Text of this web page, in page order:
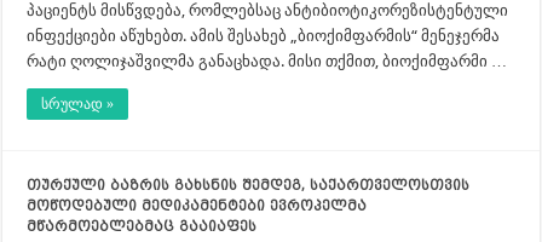
პაციენტს მისწვდება, რომლებსაც ანტიბიოტიკორეზისტენტული
ინფექციები აწუხებთ. ამის შესახებ „ბიოქიმფარმის“ მენეჯერმა
რატი ღოლიჯაშვილმა განაცხადა. მისი თქმით, ბიოქიმფარმი …
სრულად »
თურქული ბაზრის გახსნის შემდეგ, საქართველოსთვის
მოწოდებული მედიკამენტები ევროპელმა
მწარმოებლებმაც გააიაფეს